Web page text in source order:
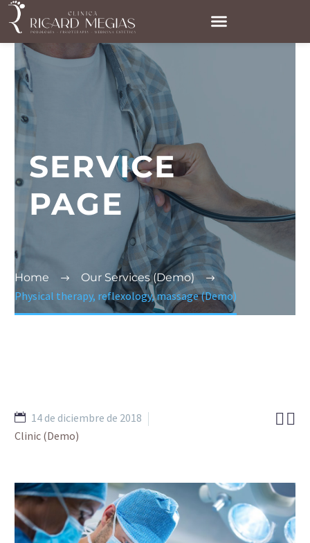
SERVICE
PAGE
Home Our Services (Demo)
Physical therapy, reflexology, massage (Demo)

14 de diciembre de 2018
Clinic (Demo)